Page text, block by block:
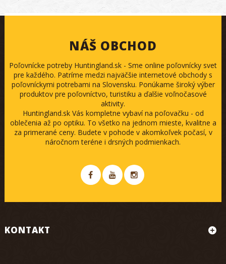
NÁŠ OBCHOD
Poľovnícke potreby Huntingland.sk - Sme online poľovnícky svet
pre každého. Patríme medzi najväčšie internetové obchody s
poľovníckymi potrebami na Slovensku. Ponúkame široký výber
produktov pre poľovníctvo, turistiku a ďalšie voľnočasové
aktivity.
Huntingland.sk Vás kompletne vybaví na poľovačku - od
oblečenia až po optiku. To všetko na jednom mieste, kvalitne a
za primerané ceny. Budete v pohode v akomkoľvek počasí, v
náročnom teréne i drsných podmienkach.
KONTAKT